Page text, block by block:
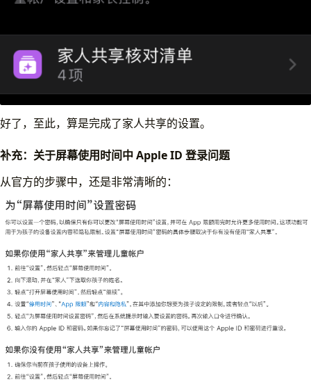
好了，至此，算是完成了家人共享的设置。
补充：关于屏幕使用时间中 Apple ID 登录问题
从官方的步骤中，还是非常清晰的：